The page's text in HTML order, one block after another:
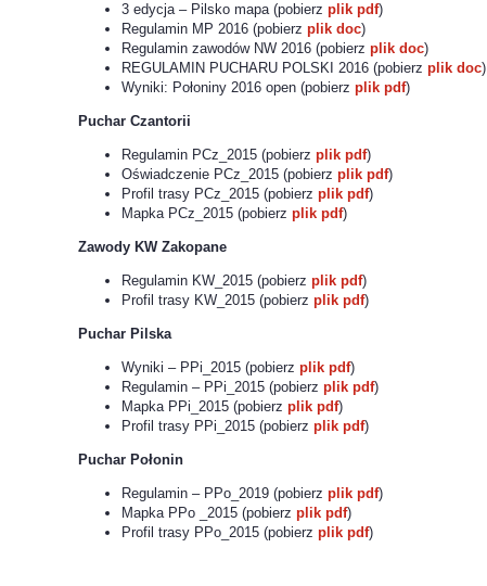
3 edycja – Pilsko mapa (pobierz plik pdf)
Regulamin MP 2016 (pobierz plik doc)
Regulamin zawodów NW 2016 (pobierz plik doc)
REGULAMIN PUCHARU POLSKI 2016 (pobierz plik doc)
Wyniki: Połoniny 2016 open (pobierz plik pdf)
Puchar Czantorii
Regulamin PCz_2015 (pobierz plik pdf)
Oświadczenie PCz_2015 (pobierz plik pdf)
Profil trasy PCz_2015 (pobierz plik pdf)
Mapka PCz_2015 (pobierz plik pdf)
Zawody KW Zakopane
Regulamin KW_2015 (pobierz plik pdf)
Profil trasy KW_2015 (pobierz plik pdf)
Puchar Pilska
Wyniki – PPi_2015 (pobierz plik pdf)
Regulamin – PPi_2015 (pobierz plik pdf)
Mapka PPi_2015 (pobierz plik pdf)
Profil trasy PPi_2015 (pobierz plik pdf)
Puchar Połonin
Regulamin – PPo_2019 (pobierz plik pdf)
Mapka PPo _2015 (pobierz plik pdf)
Profil trasy PPo_2015 (pobierz plik pdf)